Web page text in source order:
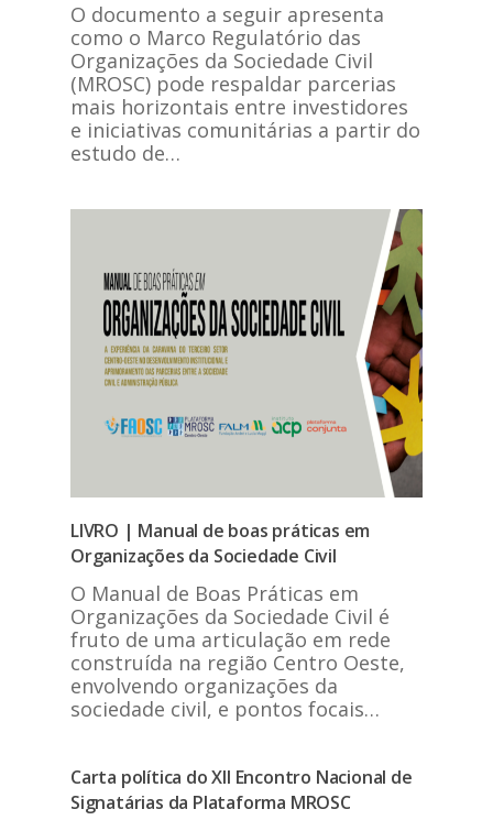
O documento a seguir apresenta
como o Marco Regulatório das
Organizações da Sociedade Civil
(MROSC) pode respaldar parcerias
mais horizontais entre investidores
e iniciativas comunitárias a partir do
estudo de…
LIVRO | Manual de boas práticas em
Organizações da Sociedade Civil
O Manual de Boas Práticas em
Organizações da Sociedade Civil é
fruto de uma articulação em rede
construída na região Centro Oeste,
envolvendo organizações da
sociedade civil, e pontos focais…
Carta política do XII Encontro Nacional de
Signatárias da Plataforma MROSC